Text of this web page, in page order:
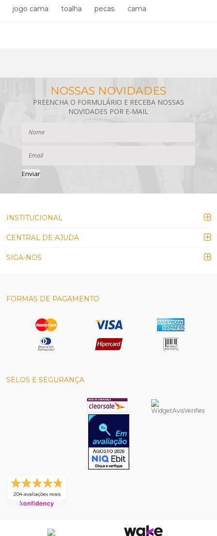
jogo cama toalha pecas cama
Enviar
INSTITUCIONAL
CENTRAL DE AJUDA
SIGA-NOS
FORMAS DE PAGAMENTO
SELOS E SEGURANÇA
204 avaliações reais